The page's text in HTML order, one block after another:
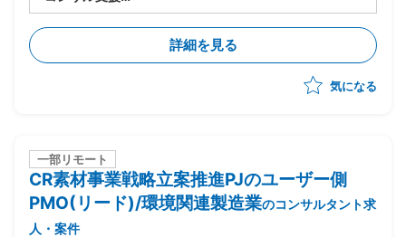
・SD1名、MM1名、PP1名、FI1名
・SAP Public Cloudを採用したERP導入を推進
・先方内のPJ推進方法の理解を前提とした支援を想定
詳細を見る
気になる
一部リモート
CR素材事業戦略立案推進PJのユーザー側
PMO(リード)/環境関連製造業のコンサルタント求
人・案件